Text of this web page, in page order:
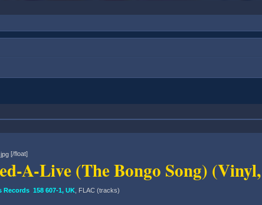
[/float]
A-Live (The Bongo Song)
Records 158 607-1, UK , FLAC (tracks)